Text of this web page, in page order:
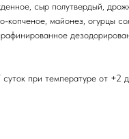
сыр полутвердый,
копченое, майонез, огурцы
суток при температуре от +2